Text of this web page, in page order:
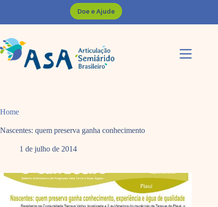
Doe e Ajude
Home
Nascentes: quem preserva ganha conhecimento
1 de julho de 2014